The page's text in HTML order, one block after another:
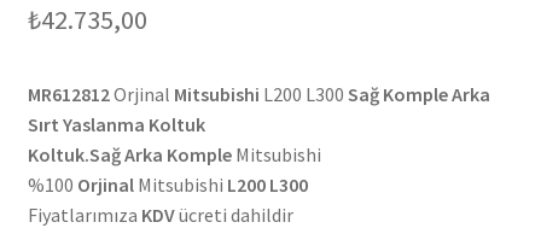
₺42.735,00
MR612812Orjinal Mitsubishi L200 L300 Sağ Komple Arka
Sırt Yaslanma Koltuk
Koltuk.Sağ Arka Komple Mitsubishi
%100 OrjinalMitsubishi L200 L300
Fiyatlarımıza KDVücreti dahildir